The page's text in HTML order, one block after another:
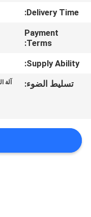
مراقبة
الجودة
اتصل
اقتباس
Delivery Time:
Payment
Terms:
Supply Ability:
تسليط الضوء: